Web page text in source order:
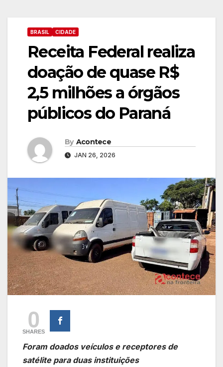
BRASIL CIDADE
Receita Federal realiza
doação de quase R$
2,5 milhões a órgãos
públicos do Paraná
By Acontece
JAN 26, 2026
0
SHARES
Foram doados veículos e receptores de
satélite para duas instituições